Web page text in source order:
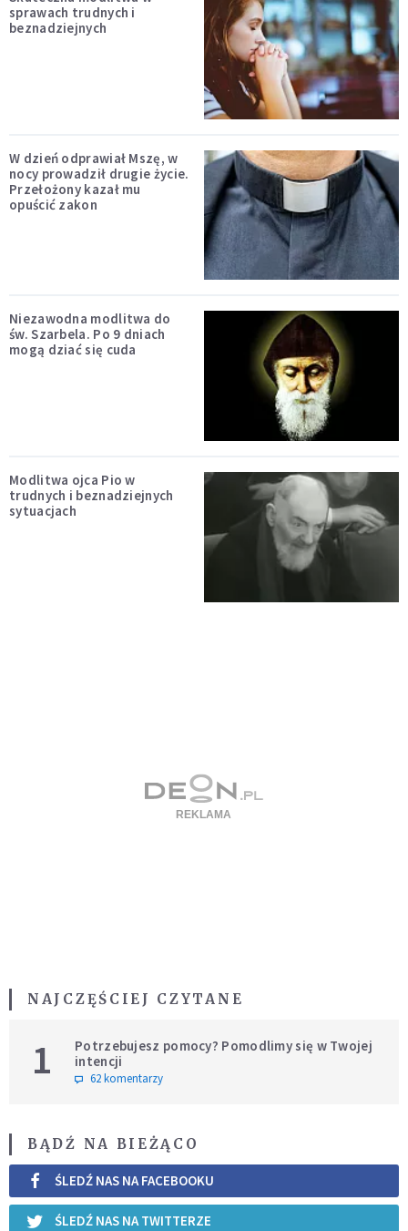
sprawach trudnych i
beznadziejnych
W dzień odprawiał Mszę, w
nocy prowadził drugie życie.
Przełożony kazał mu
opuścić zakon
Niezawodna modlitwa do
św. Szarbela. Po 9 dniach
mogą dziać się cuda
Modlitwa ojca Pio w
trudnych i beznadziejnych
sytuacjach
NAJCZĘŚCIEJ CZYTANE
1
Potrzebujesz pomocy? Pomodlimy się w Twojej
intencji
62 komentarzy
BĄDŹ NA BIEŻĄCO
ŚLEDŹ NAS NA FACEBOOKU
ŚLEDŹ NAS NA TWITTERZE